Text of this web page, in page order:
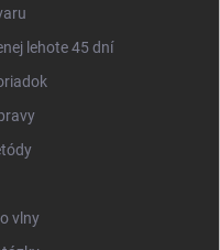
lehote 45 dní
vlny